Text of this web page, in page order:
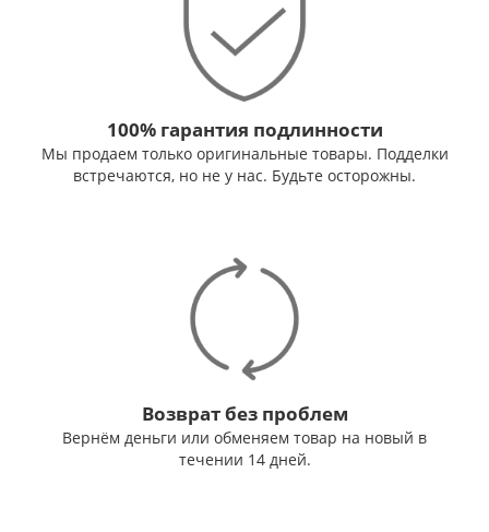
100% гарантия подлинности
Мы продаем только оригинальные товары. Подделки
встречаются, но не у нас. Будьте осторожны.
Возврат без проблем
Вернём деньги или обменяем товар на новый в
течении 14 дней.